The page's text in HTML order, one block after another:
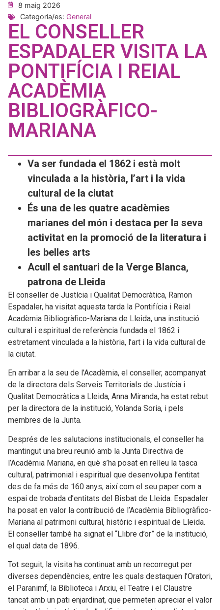
8 maig 2026
Categoria/es: General
EL CONSELLER
ESPADALER VISITA LA
PONTIFÍCIA I REIAL
ACADÈMIA
BIBLIOGRÀFICO-
MARIANA
Va ser fundada el 1862 i està molt
vinculada a la història, l’art i la vida
cultural de la ciutat
És una de les quatre acadèmies
marianes del món i destaca per la seva
activitat en la promoció de la literatura i
les belles arts
Acull el santuari de la Verge Blanca,
patrona de Lleida
El conseller de Justícia i Qualitat Democràtica, Ramon
Espadaler, ha visitat aquesta tarda la Pontifícia i Reial
Acadèmia Bibliogràfico-Mariana de Lleida, una institució
cultural i espiritual de referència fundada el 1862 i
estretament vinculada a la història, l’art i la vida cultural de
la ciutat.
En arribar a la seu de l’Acadèmia, el conseller, acompanyat
de la directora dels Serveis Territorials de Justícia i
Qualitat Democràtica a Lleida, Anna Miranda, ha estat rebut
per la directora de la institució, Yolanda Soria, i pels
membres de la Junta.
Després de les salutacions institucionals, el conseller ha
mantingut una breu reunió amb la Junta Directiva de
l’Acadèmia Mariana, en què s’ha posat en relleu la tasca
cultural, patrimonial i espiritual que desenvolupa l’entitat
des de fa més de 160 anys, així com el seu paper com a
espai de trobada d’entitats del Bisbat de Lleida. Espadaler
ha posat en valor la contribució de l’Acadèmia Bibliogràfico-
Mariana al patrimoni cultural, històric i espiritual de Lleida.
El conseller també ha signat el “Llibre d’or” de la institució,
el qual data de 1896.
Tot seguit, la visita ha continuat amb un recorregut per
diverses dependències, entre les quals destaquen l’Oratori,
el Paranimf, la Biblioteca i Arxiu, el Teatre i el Claustre
tancat amb un pati enjardinat, que permeten apreciar el valor